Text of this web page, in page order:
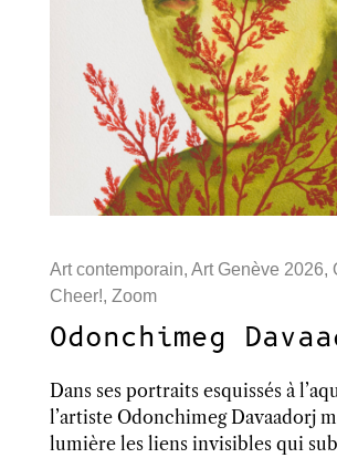
Art contemporain, Art Genève 2026,
Cheer!, Zoom
Odonchimeg
Dans ses portraits esquissés à
l’artiste Odonchimeg Davaadorj
lumière les liens invisibles qui